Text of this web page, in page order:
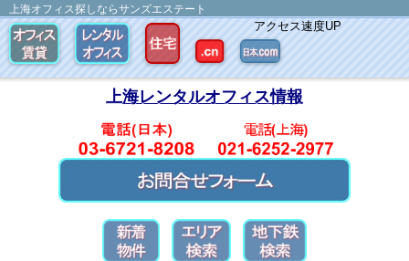
上海オフィス探しならサンズエステート
アクセス速度UP
上海レンタルオフィス情報